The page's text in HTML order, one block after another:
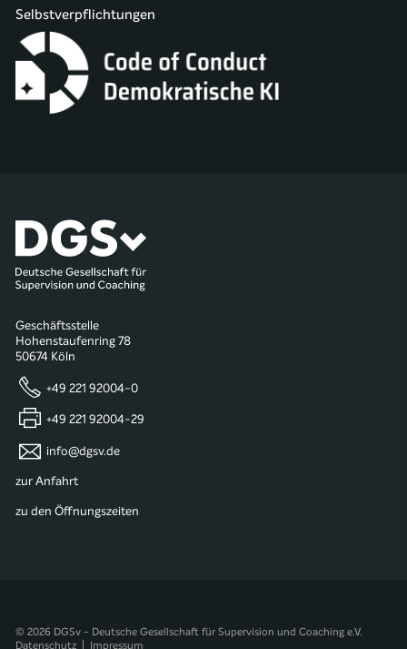
Selbstverpflichtungen
Geschäftsstelle
Hohenstaufenring 78
50674 Köln
+49 221 92004-0
+49 221 92004-29
info@dgsv.de
zur Anfahrt
zu den Öffnungszeiten
© 2026 DGSv - Deutsche Gesellschaft für Supervision und Coaching e.V.
Datenschutz
Impressum